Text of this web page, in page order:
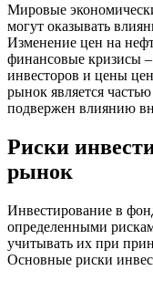
Мировые
могут оказывать
Изменение цен на
финансовые кризисы –
инвесторов и цены
рынок является
подвержен влиянию
Риски
рынок
Инвестирование в
определенными
учитывать их при
Основные риски